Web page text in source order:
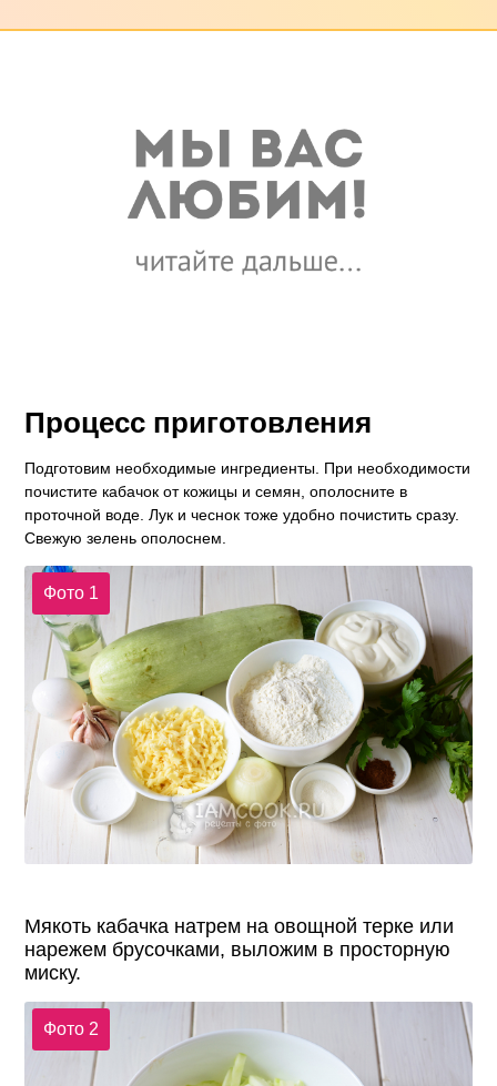
Процесс приготовления
Подготовим необходимые ингредиенты. При необходимости
почистите кабачок от кожицы и семян, ополосните в
проточной воде. Лук и чеснок тоже удобно почистить сразу.
Свежую зелень ополоснем.
Фото 1
Мякоть кабачка натрем на овощной терке или
нарежем брусочками, выложим в просторную
миску.
Фото 2